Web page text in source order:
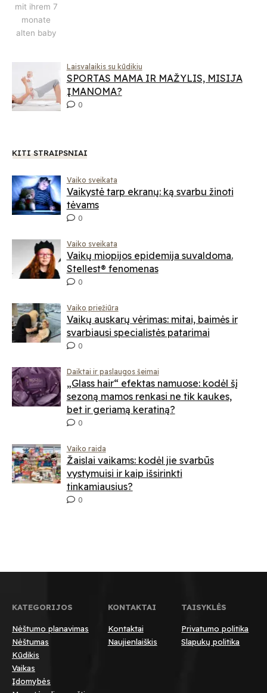
mit ihrem 7
monate
alten baby
Laisvalaikis su kūdikiu
SPORTAS MAMA IR MAŽYLIS, MISIJA
ĮMANOMA?
0
KITI STRAIPSNIAI
Vaiko sveikata
Vaikystė tarp ekranų: ką svarbu žinoti
tėvams
0
Vaiko sveikata
Vaikų miopijos epidemija suvaldoma.
Stellest® fenomenas
0
Vaiko priežiūra
Vaikų auskarų vėrimas: mitai, baimės ir
svarbiausi specialistės patarimai
0
Daiktai ir paslaugos šeimai
„Glass hair“ efektas namuose: kodėl šį
sezoną mamos renkasi ne tik kaukes,
bet ir geriamą keratiną?
0
Vaiko raida
Žaislai vaikams: kodėl jie svarbūs
vystymuisi ir kaip išsirinkti
tinkamiausius?
0
KATEGORIJOS
Nėštumo planavimas
Nėštumas
Kūdikis
Vaikas
Įdomybės
KONTAKTAI
Kontaktai
Naujienlaiškis
TAISYKLĖS
Privatumo politika
Slapukų politika